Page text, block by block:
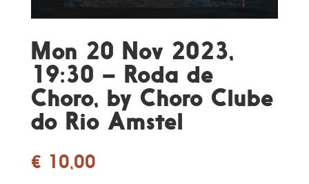
Mon 20 Nov 2023,
19:30 – Roda de
Choro, by Choro Clube
do Rio Amstel
€ 10,00